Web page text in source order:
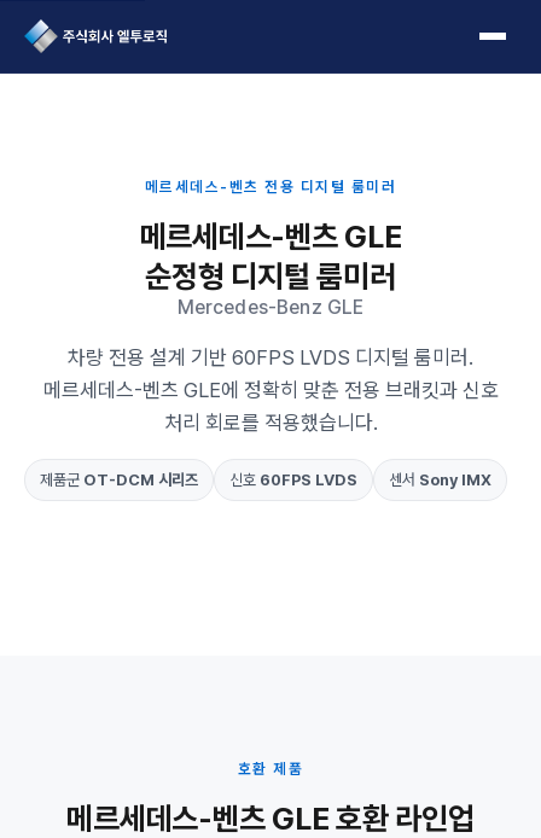
L2Logic 1onetake
메르세데스-벤츠 전용 디지털 룸미러
메르세데스-벤츠 GLE
순정형 디지털 룸미러
Mercedes-Benz GLE
차량 전용 설계 기반 60FPS LVDS 디지털 룸미러.
메르세데스-벤츠 GLE에 정확히 맞춘 전용 브래킷과 신호
처리 회로를 적용했습니다.
제품군 OT-DCM 시리즈 신호 60FPS LVDS 센서 Sony IMX
호환 제품
메르세데스-벤츠 GLE 호환 라인업